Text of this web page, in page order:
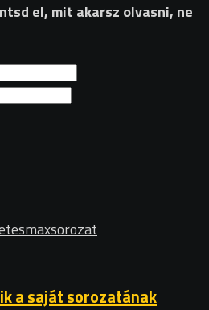
el, mit akarsz olvasni, ne
maxsorozat
a saját sorozatának